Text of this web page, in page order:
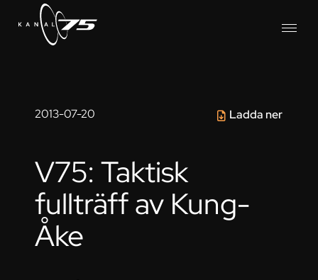
2013-07-20 Ladda ner
V75: Taktisk
fullträff av Kung-
Åke